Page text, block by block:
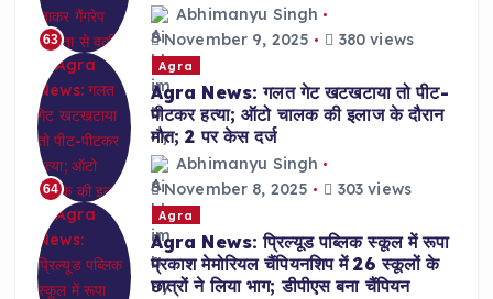
63
Abhimanyu Singh
November 9, 2025
380 views
64
Agra
Agra News: गलत गेट खटखटाया तो पीट-
पीटकर हत्या; ऑटो चालक की इलाज के दौरान
मौत; 2 पर केस दर्ज
Abhimanyu Singh
November 8, 2025
303 views
Agra
Agra News: प्रिल्यूड पब्लिक स्कूल में रूपा
प्रकाश मेमोरियल चैंपियनशिप में 26 स्कूलों के
छात्रों ने लिया भाग; डीपीएस बना चैंपियन